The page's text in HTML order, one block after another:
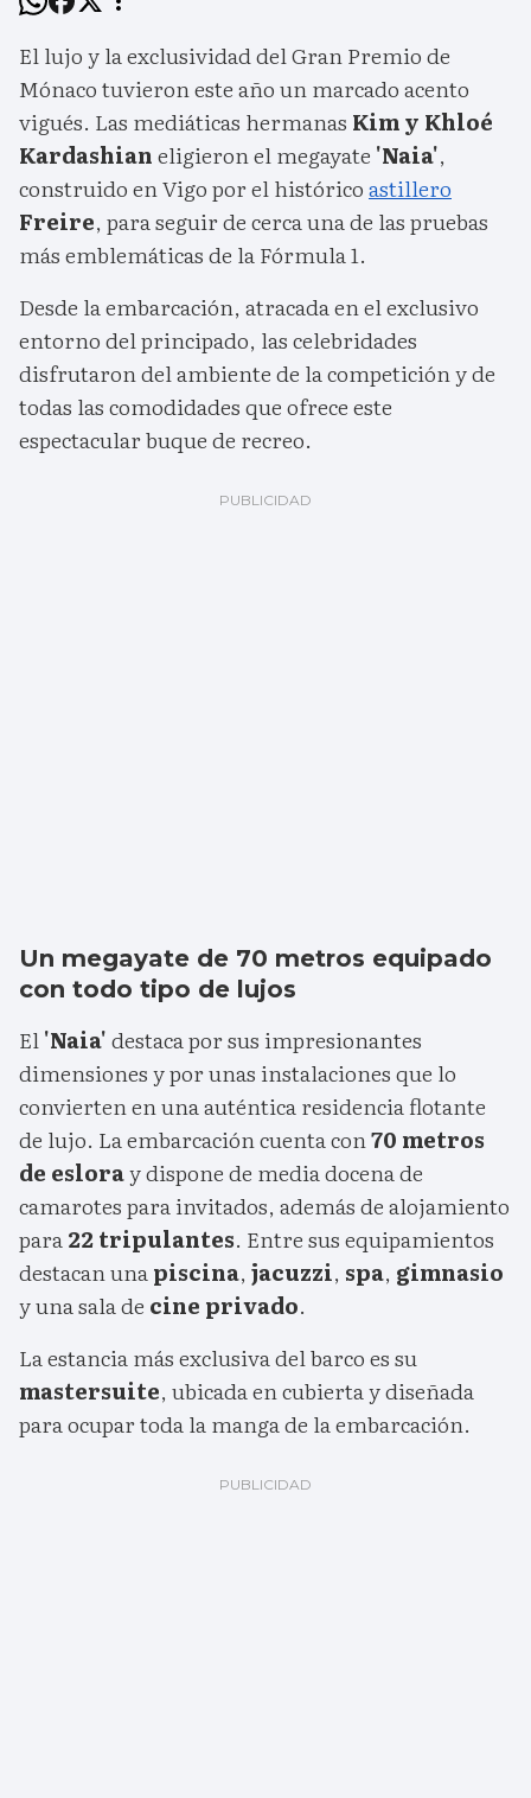
El lujo y la exclusividad del Gran Premio de
Mónaco tuvieron este año un marcado acento
vigués. Las mediáticas hermanas Kim y Khloé
Kardashianeligieron el megayate 'Naia',
construido en Vigo por el históricoastillero
Freire, para seguir de cerca una de las pruebas
más emblemáticas de la Fórmula 1.
Desde la embarcación, atracada en el exclusivo
entorno del principado, las celebridades
disfrutaron del ambiente de la competición y de
todas las comodidades que ofrece este
espectacular buque de recreo.
Un megayate de 70 metros equipado
con todo tipo de lujos
El'Naia'destaca por sus impresionantes
dimensiones y por unas instalaciones que lo
convierten en una auténtica residencia flotante
de lujo. La embarcación cuenta con70 metros
de esloray dispone de media docena de
camarotes para invitados, además de alojamiento
para22 tripulantes. Entre sus equipamientos
destacan unapiscina, jacuzzi, spa, gimnasio
y una sala de cine privado.
La estancia más exclusiva del barco es su
mastersuite, ubicada en cubierta y diseñada
para ocupar toda la manga de la embarcación.